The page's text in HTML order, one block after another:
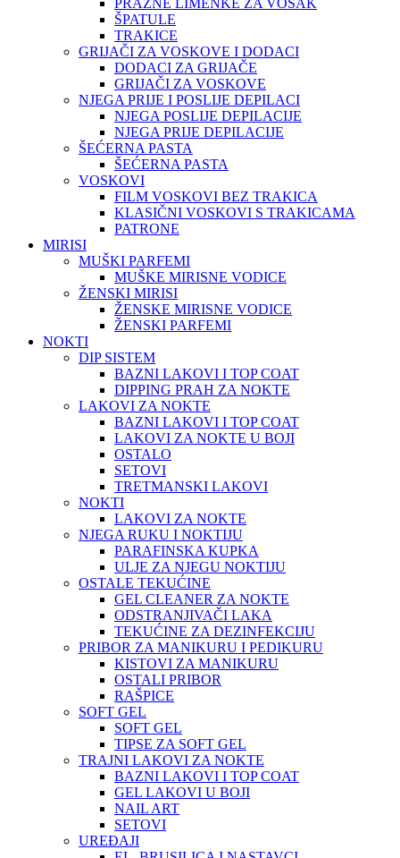
PRAZNE LIMENKE ZA VOSAK
ŠPATULE
TRAKICE
GRIJAČI ZA VOSKOVE I DODACI
DODACI ZA GRIJAČE
GRIJAČI ZA VOSKOVE
NJEGA PRIJE I POSLIJE DEPILACI
NJEGA POSLIJE DEPILACIJE
NJEGA PRIJE DEPILACIJE
ŠEĆERNA PASTA
ŠEĆERNA PASTA
VOSKOVI
FILM VOSKOVI BEZ TRAKICA
KLASIČNI VOSKOVI S TRAKICAMA
PATRONE
MIRISI
MUŠKI PARFEMI
MUŠKE MIRISNE VODICE
ŽENSKI MIRISI
ŽENSKE MIRISNE VODICE
ŽENSKI PARFEMI
NOKTI
DIP SISTEM
BAZNI LAKOVI I TOP COAT
DIPPING PRAH ZA NOKTE
LAKOVI ZA NOKTE
BAZNI LAKOVI I TOP COAT
LAKOVI ZA NOKTE U BOJI
OSTALO
SETOVI
TRETMANSKI LAKOVI
NOKTI
LAKOVI ZA NOKTE
NJEGA RUKU I NOKTIJU
PARAFINSKA KUPKA
ULJE ZA NJEGU NOKTIJU
OSTALE TEKUĆINE
GEL CLEANER ZA NOKTE
ODSTRANJIVAČI LAKA
TEKUĆINE ZA DEZINFEKCIJU
PRIBOR ZA MANIKURU I PEDIKURU
KISTOVI ZA MANIKURU
OSTALI PRIBOR
RAŠPICE
SOFT GEL
SOFT GEL
TIPSE ZA SOFT GEL
TRAJNI LAKOVI ZA NOKTE
BAZNI LAKOVI I TOP COAT
GEL LAKOVI U BOJI
NAIL ART
SETOVI
UREĐAJI